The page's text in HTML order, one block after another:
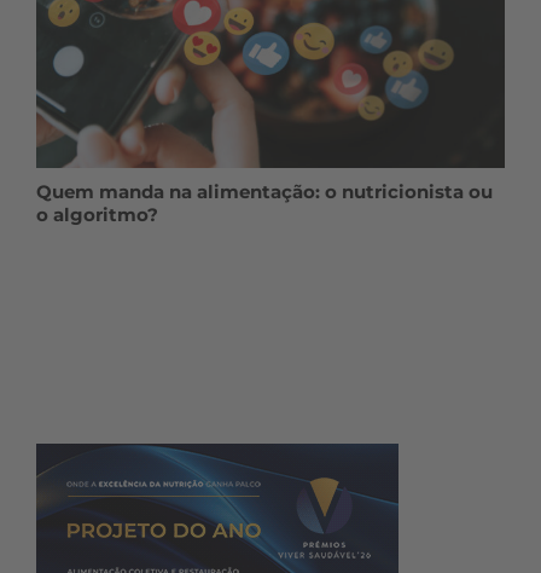
Quem manda na alimentação: o nutricionista ou
o algoritmo?